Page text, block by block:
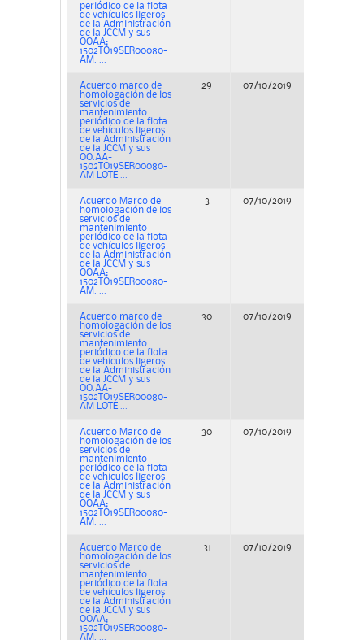
periódico de la flota
de vehículos ligeros
de la Administración
de la JCCM y sus
OOAA;
1502TO19SER00080-
AM. ...
Acuerdo marco de
homologación de los
servicios de
mantenimiento
periódico de la flota
de vehículos ligeros
de la Administración
de la JCCM y sus
OO.AA-
1502TO19SER00080-
AM LOTE ...
29 07/10/2019
Acuerdo Marco de
homologación de los
servicios de
mantenimiento
periódico de la flota
de vehículos ligeros
de la Administración
de la JCCM y sus
OOAA;
1502TO19SER00080-
AM. ...
3 07/10/2019
Acuerdo marco de
homologación de los
servicios de
mantenimiento
periódico de la flota
de vehículos ligeros
de la Administración
de la JCCM y sus
OO.AA-
1502TO19SER00080-
AM LOTE ...
30 07/10/2019
Acuerdo Marco de
homologación de los
servicios de
mantenimiento
periódico de la flota
de vehículos ligeros
de la Administración
de la JCCM y sus
OOAA;
1502TO19SER00080-
AM. ...
30 07/10/2019
Acuerdo Marco de
homologación de los
servicios de
mantenimiento
periódico de la flota
de vehículos ligeros
de la Administración
de la JCCM y sus
OOAA;
1502TO19SER00080-
AM. ...
31 07/10/2019